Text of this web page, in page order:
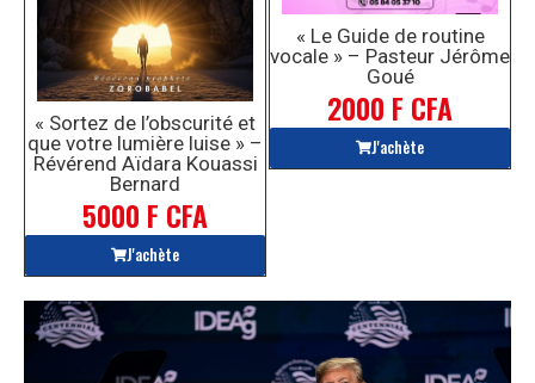
« Sortez de l’obscurité et
que votre lumière luise » –
Révérend Aïdara Kouassi
Bernard
5000 F CFA
J'achète
« Le Guide de routine
vocale » – Pasteur Jérôme
Goué
2000 F CFA
J'achète